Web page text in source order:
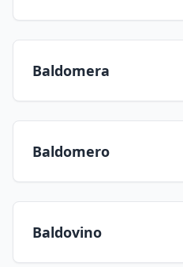
Baldomera
Baldomero
Baldovino